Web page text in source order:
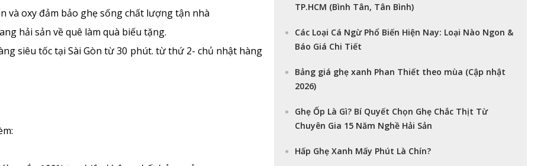
và oxy đảm bảo ghẹ sống chất lượng tận nhà
hải sản về quê làm quà biếu tặng.
siêu tốc tại Sài Gòn từ 30 phút. từ thứ 2- chủ nhật hàng
TP.HCM (Bình Tân, Tân Bình)
Các Loại Cá Ngừ Phổ Biến Hiện Nay: Loại Nào Ngon &
Báo Giá Chi Tiết
Bảng giá ghẹ xanh Phan Thiết theo mùa (Cập nhật
2026)
Ghẹ Ốp Là Gì? Bí Quyết Chọn Ghẹ Chắc Thịt Từ
Chuyên Gia 15 Năm Nghề Hải Sản
Hấp Ghẹ Xanh Mấy Phút Là Chín?